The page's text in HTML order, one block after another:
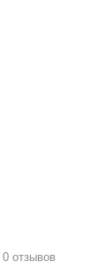
0 отзывов